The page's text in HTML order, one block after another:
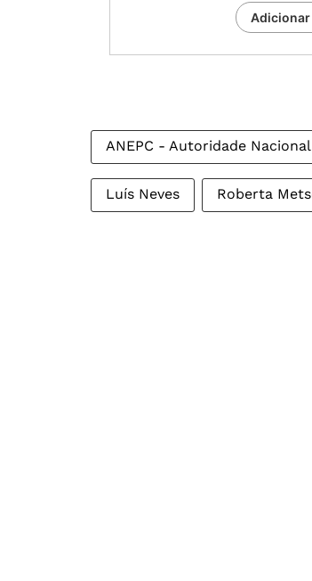
Adicionar
ANEPC - Autoridade
Luís Neves Roberta